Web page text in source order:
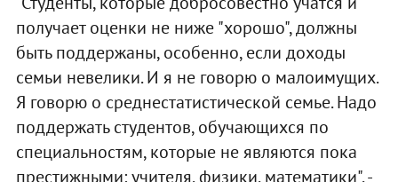
получает оценки не ниже "хорошо", должны
быть поддержаны, особенно, если доходы
семьи невелики. И я не говорю о малоимущих.
Я говорю о среднестатистической семье. Надо
поддержать студентов, обучающихся по
специальностям, которые не являются пока
престижными: учителя, физики, математики", -